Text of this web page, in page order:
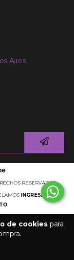
de cookiespara
Aires
RESERVADOS.
INGRESÁ ACÁ.